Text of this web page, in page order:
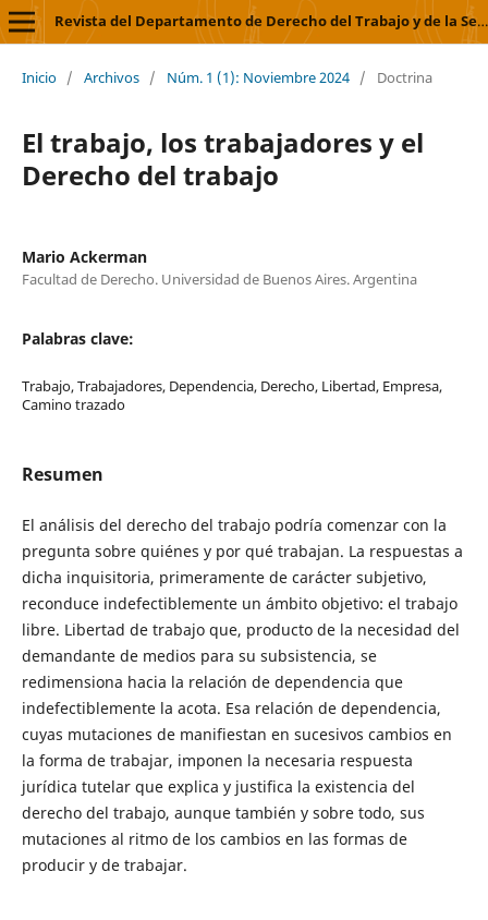
Revista del Departamento de Derecho del Trabajo y de la Seguridad Social
Inicio / Archivos / Núm. 1 (1): Noviembre 2024 / Doctrina
El trabajo, los trabajadores y el
Derecho del trabajo
Mario Ackerman
Facultad de Derecho. Universidad de Buenos Aires. Argentina
Palabras clave:
Trabajo, Trabajadores, Dependencia, Derecho, Libertad, Empresa,
Camino trazado
Resumen
El análisis del derecho del trabajo podría comenzar con la
pregunta sobre quiénes y por qué trabajan. La respuestas a
dicha inquisitoria, primeramente de carácter subjetivo,
reconduce indefectiblemente un ámbito objetivo: el trabajo
libre. Libertad de trabajo que, producto de la necesidad del
demandante de medios para su subsistencia, se
redimensiona hacia la relación de dependencia que
indefectiblemente la acota. Esa relación de dependencia,
cuyas mutaciones de manifiestan en sucesivos cambios en
la forma de trabajar, imponen la necesaria respuesta
jurídica tutelar que explica y justifica la existencia del
derecho del trabajo, aunque también y sobre todo, sus
mutaciones al ritmo de los cambios en las formas de
producir y de trabajar.